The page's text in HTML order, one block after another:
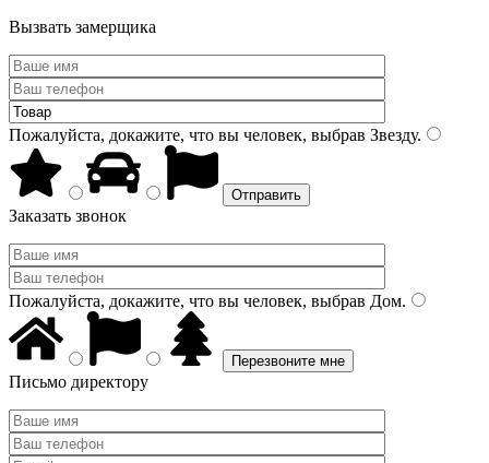
Вызвать замерщика
Пожалуйста, докажите, что вы человек, выбрав Звезду.
Заказать звонок
Пожалуйста, докажите, что вы человек, выбрав Дом.
Письмо директору